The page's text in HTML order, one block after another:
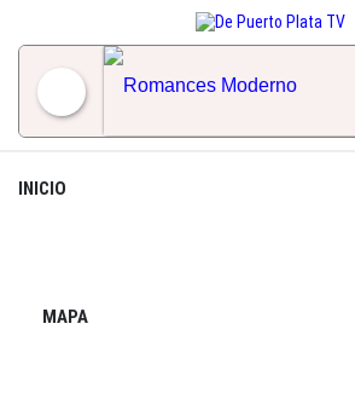
content
INICIO
MAPA